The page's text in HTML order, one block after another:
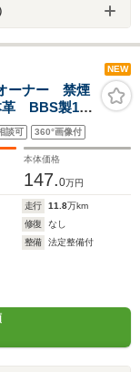
NEW
ーナー 禁煙
BBS製19
リクラッシ
トヒータ
談可 360°画像付
本体価格
147.0万円
走行 11.8万km
修復
なし
整備
法定整備付